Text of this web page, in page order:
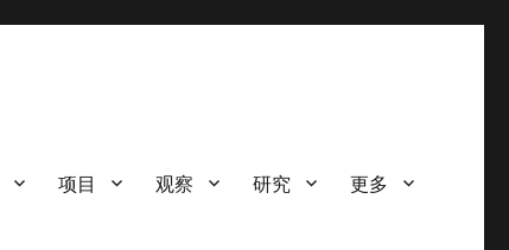
项目 观察 研究 更多